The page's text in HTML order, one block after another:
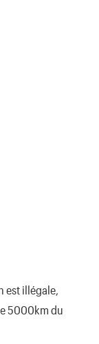
est illégale,
5000km du